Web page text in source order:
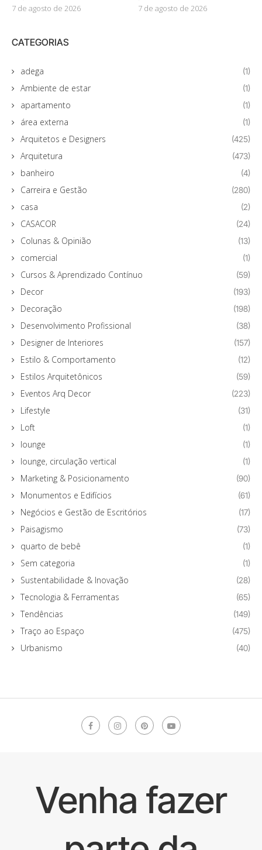
7 de agosto de 2026 7 de agosto de 2026
CATEGORIAS
adega (1)
Ambiente de estar (1)
apartamento (1)
área externa (1)
Arquitetos e Designers (425)
Arquitetura (473)
banheiro (4)
Carreira e Gestão (280)
casa (2)
CASACOR (24)
Colunas & Opinião (13)
comercial (1)
Cursos & Aprendizado Contínuo (59)
Decor (193)
Decoração (198)
Desenvolvimento Profissional (38)
Designer de Interiores (157)
Estilo & Comportamento (12)
Estilos Arquitetônicos (59)
Eventos Arq Decor (223)
Lifestyle (31)
Loft (1)
lounge (1)
lounge, circulação vertical (1)
Marketing & Posicionamento (90)
Monumentos e Edifícios (61)
Negócios e Gestão de Escritórios (17)
Paisagismo (73)
quarto de bebê (1)
Sem categoria (1)
Sustentabilidade & Inovação (28)
Tecnologia & Ferramentas (65)
Tendências (149)
Traço ao Espaço (475)
Urbanismo (40)
Venha fazer